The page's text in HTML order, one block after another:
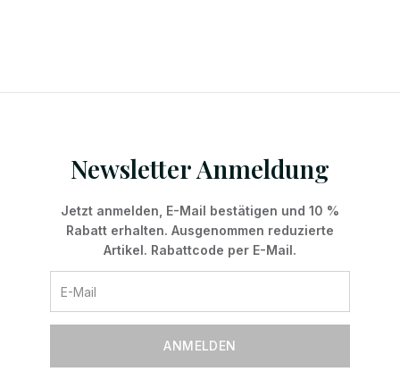
Newsletter Anmeldung
Jetzt anmelden, E-Mail bestätigen und 10 %
Rabatt erhalten. Ausgenommen reduzierte
Artikel. Rabattcode per E-Mail.
ANMELDEN